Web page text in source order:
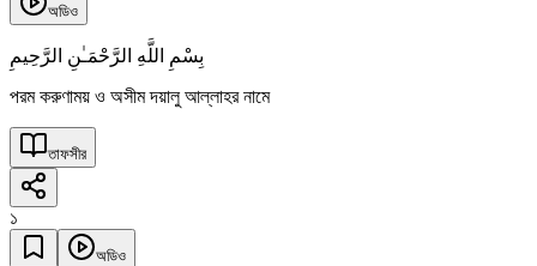
অডিও
بِسْمِ اللَّهِ الرَّحْمَـٰنِ الرَّحِيمِ
পরম করুণাময় ও অসীম দয়ালু আল্লাহর নামে
তাফসীর
১
অডিও